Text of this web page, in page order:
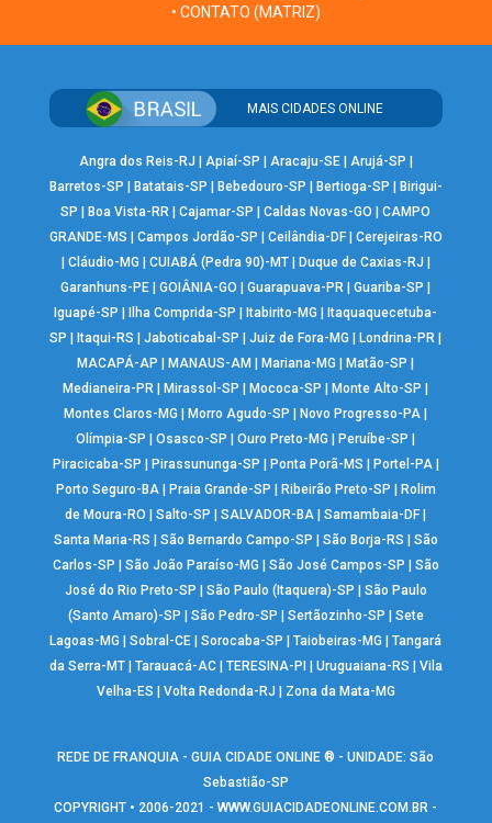
• CONTATO (MATRIZ)
MAIS CIDADES ONLINE
Angra dos Reis-RJ | Apiaí-SP | Aracaju-SE| Arujá-SP |
Barretos-SP | Batatais-SP | Bebedouro-SP | Bertioga-SP | Birigui-
SP |Boa Vista-RR |Cajamar-SP |Caldas Novas-GO |CAMPO
GRANDE-MS | Campos Jordão-SP | Ceilândia-DF| Cerejeiras-RO
| Cláudio-MG | CUIABÁ (Pedra 90)-MT| Duque de Caxias-RJ |
Garanhuns-PE |GOIÂNIA-GO |Guarapuava-PR |Guariba-SP |
Iguapé-SP |Ilha Comprida-SP |Itabirito-MG |Itaquaquecetuba-
SP |Itaqui-RS |Jaboticabal-SP |Juiz de Fora-MG |Londrina-PR |
MACAPÁ-AP |MANAUS-AM |Mariana-MG |Matão-SP |
Medianeira-PR |Mirassol-SP |Mococa-SP |Monte Alto-SP |
Montes Claros-MG |Morro Agudo-SP |Novo Progresso-PA |
Olímpia-SP |Osasco-SP |Ouro Preto-MG |Peruíbe-SP |
Piracicaba-SP | Pirassununga-SP | Ponta Porã-MS | Portel-PA|
Porto Seguro-BA| Praia Grande-SP | Ribeirão Preto-SP | Rolim
de Moura-RO |Salto-SP |SALVADOR-BA |Samambaia-DF |
Santa Maria-RS | São Bernardo Campo-SP | São Borja-RS | São
Carlos-SP | São João Paraíso-MG | São José Campos-SP | São
José do Rio Preto-SP | São Paulo (Itaquera)-SP | São Paulo
(Santo Amaro)-SP | São Pedro-SP | Sertãozinho-SP | Sete
Lagoas-MG |Sobral-CE |Sorocaba-SP |Taiobeiras-MG |Tangará
da Serra-MT| Tarauacá-AC| TERESINA-PI | Uruguaiana-RS | Vila
Velha-ES | Volta Redonda-RJ | Zona da Mata-MG
REDE DE FRANQUIA - GUIA CIDADE ONLINE ® - UNIDADE: São
Sebastião-SP
COPYRIGHT • 2006-2021 -WWW.GUIACIDADEONLINE.COM.BR -